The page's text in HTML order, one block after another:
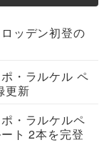
ッデン初登の
・ラルケル ペ
更新
・ラルケルペ
ト 2本を完登